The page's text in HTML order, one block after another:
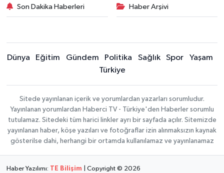
Son Dakika Haberleri Haber Arşivi
Dünya Eğitim Gündem Politika Sağlık Spor
Yaşam
Türkiye
Sitede yayınlanan içerik ve yorumlardan yazarları sorumludur.
Yayınlanan yorumlardan Haberci TV - Türkiye'den Haberler sorumlu
tutulamaz. Sitedeki tüm harici linkler ayrı bir sayfada açılır. Sitemizde
yayınlanan haber, köşe yazıları ve fotoğraflar izin alınmaksızın kaynak
gösterilse dahi, herhangi bir ortamda kullanılamaz ve yayınlanamaz
Haber Yazılımı: TE Bilişim | Copyright © 2026